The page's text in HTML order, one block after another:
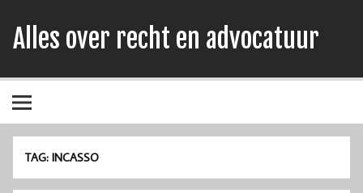
Alles over recht en advocatuur
TAG:INCASSO